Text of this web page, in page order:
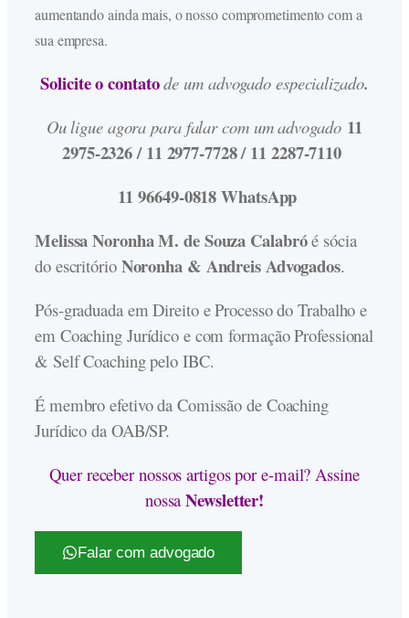
aumentando ainda mais, o nosso comprometimento com a
sua empresa.
Solicite o contatode um advogado especializado.
Ou ligue agora para falar com um advogado 11
2975-2326 / 11 2977-7728 / 11 2287-7110
11 96649-0818 WhatsApp
Melissa Noronha M. de Souza Calabróé sócia
do escritório Noronha & Andreis Advogados.
Pós-graduada em Direito e Processo do Trabalho e
em Coaching Jurídico e com formação Professional
& Self Coaching pelo IBC.
É membro efetivo da Comissão de Coaching
Jurídico da OAB/SP.
Quer receber nossos artigos por e-mail? Assine
nossaNewsletter!
Falar com advogado